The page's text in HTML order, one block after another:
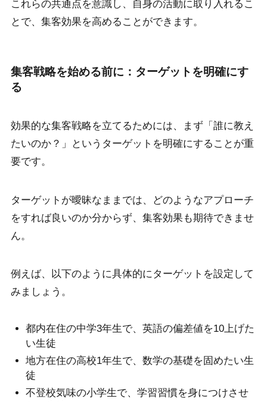
これらの共通点を意識し、自身の活動に取り入れるこ
とで、集客効果を高めることができます。
集客戦略を始める前に：ターゲットを明確にす
る
効果的な集客戦略を立てるためには、まず「誰に教え
たいのか？」というターゲットを明確にすることが重
要です。
ターゲットが曖昧なままでは、どのようなアプローチ
をすれば良いのか分からず、集客効果も期待できませ
ん。
例えば、以下のように具体的にターゲットを設定して
みましょう。
都内在住の中学3年生で、英語の偏差値を10上げた
い生徒
地方在住の高校1年生で、数学の基礎を固めたい生
徒
不登校気味の小学生で、学習習慣を身につけさせ